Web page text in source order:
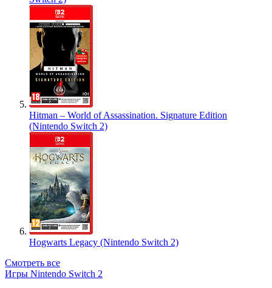
Hitman – World of Assassination. Signature Edition
(Nintendo Switch 2)
Hogwarts Legacy (Nintendo Switch 2)
Смотреть все
Игры Nintendo Switch 2